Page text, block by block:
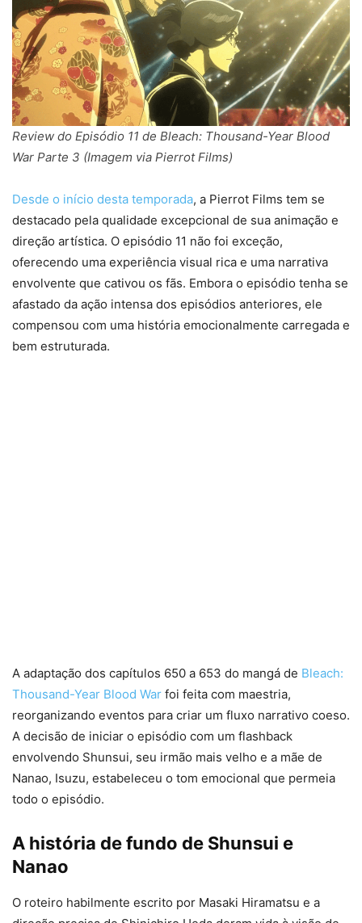
Review do Episódio 11 de Bleach: Thousand-Year Blood
War Parte 3 (Imagem via Pierrot Films)
Desde o início desta temporada, a Pierrot Films tem se
destacado pela qualidade excepcional de sua animação e
direção artística. O episódio 11 não foi exceção,
oferecendo uma experiência visual rica e uma narrativa
envolvente que cativou os fãs. Embora o episódio tenha se
afastado da ação intensa dos episódios anteriores, ele
compensou com uma história emocionalmente carregada e
bem estruturada.
A adaptação dos capítulos 650 a 653 do mangá de Bleach:
Thousand-Year Blood War foi feita com maestria,
reorganizando eventos para criar um fluxo narrativo coeso.
A decisão de iniciar o episódio com um flashback
envolvendo Shunsui, seu irmão mais velho e a mãe de
Nanao, Isuzu, estabeleceu o tom emocional que permeia
todo o episódio.
A história de fundo de Shunsui e
Nanao
O roteiro habilmente escrito por Masaki Hiramatsu e a